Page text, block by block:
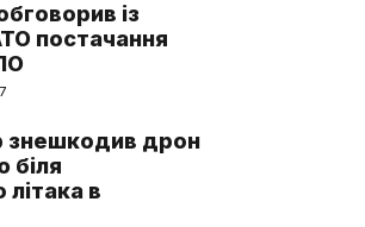
із
постачання
знешкодив дрон
біля
літака в